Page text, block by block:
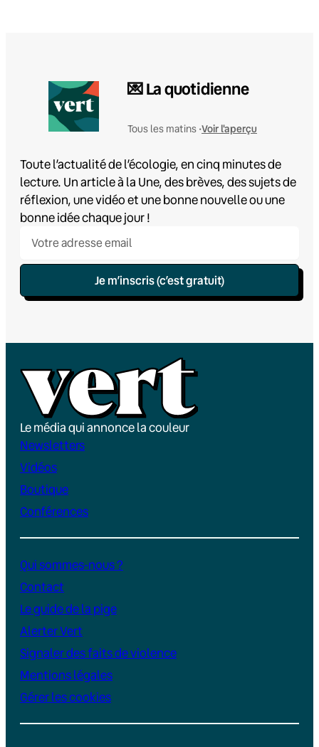
💌 La quotidienne
Tous les matins •Voir l'aperçu
Toute l’actualité de l’écologie, en cinq minutes de
lecture. Un article à la Une, des brèves, des sujets de
réflexion, une vidéo et une bonne nouvelle ou une
bonne idée chaque jour !
Je m’inscris (c’est gratuit)
Le média qui annonce la couleur
Newsletters
Vidéos
Boutique
Conférences
Qui sommes-nous ?
Contact
Le guide de la pige
Alerter Vert
Signaler des faits de violence
Mentions légales
Gérer les cookies